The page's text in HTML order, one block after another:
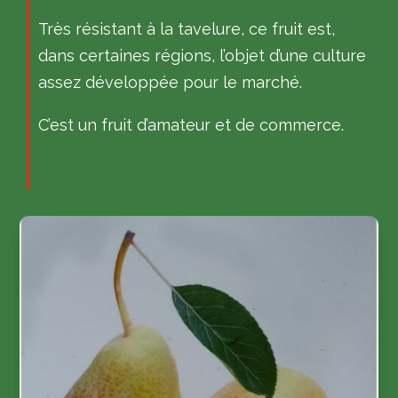
Très résistant à la tavelure, ce fruit est,
dans certaines régions, l’objet d’une culture
assez développée pour le marché.
C’est un fruit d’amateur et de commerce.